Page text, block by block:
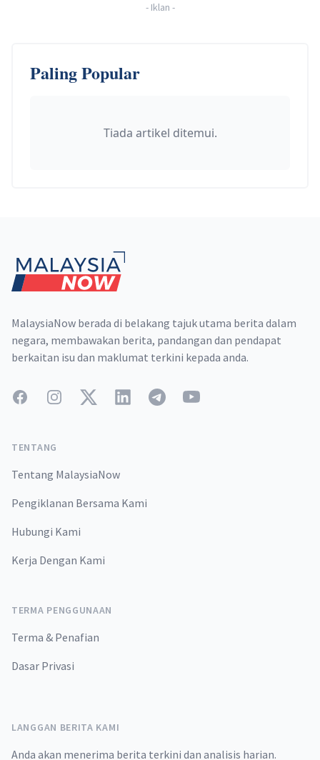
- Iklan -
Paling Popular
Tiada artikel ditemui.
MalaysiaNow berada di belakang tajuk utama berita dalam
negara, membawakan berita, pandangan dan pendapat
berkaitan isu dan maklumat terkini kepada anda.
FacebookInstagramTwitterLinkedInTelegramYouTube
TENTANG
Tentang MalaysiaNow
Pengiklanan Bersama Kami
Hubungi Kami
Kerja Dengan Kami
TERMA PENGGUNAAN
Terma & Penafian
Dasar Privasi
LANGGAN BERITA KAMI
Anda akan menerima berita terkini dan analisis harian.